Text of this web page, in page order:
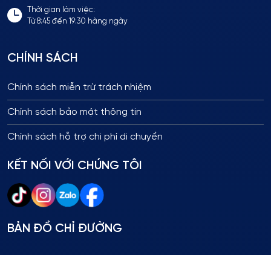
Thời gian làm việc:
Từ 8:45 đến 19:30 hàng ngày
CHÍNH SÁCH
Chính sách miễn trừ trách nhiệm
Chính sách bảo mật thông tin
Chính sách hỗ trợ chi phí di chuyển
KẾT NỐI VỚI CHÚNG TÔI
BẢN ĐỒ CHỈ ĐƯỜNG